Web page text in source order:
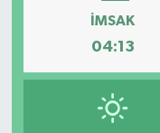
İMSAK
04:13